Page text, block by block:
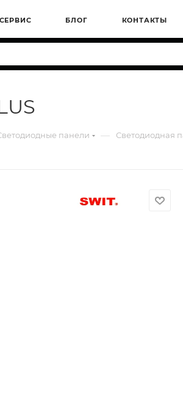
СЕРВИС БЛОГ КОНТАКТЫ
панели — Светодиодная